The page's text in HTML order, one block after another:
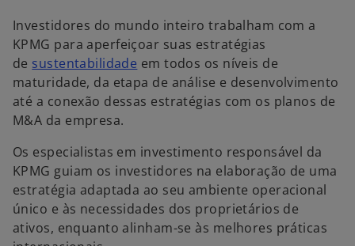
a
Investidores do mundo inteiro trabalham com a
KPMG para aperfeiçoar suas estratégias
de sustentabilidade em todos os níveis de
maturidade, da etapa de análise e desenvolvimento
até a conexão dessas estratégias com os planos de
M&A da empresa.
Os especialistas em investimento responsável da
KPMG guiam os investidores na elaboração de uma
estratégia adaptada ao seu ambiente operacional
único e às necessidades dos proprietários de
ativos, enquanto alinham-se às melhores práticas